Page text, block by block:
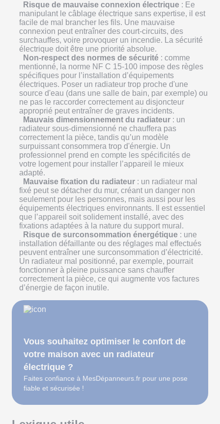
Risque de mauvaise connexion électrique : Ee
manipulant le câblage électrique sans expertise, il est
facile de mal brancher les fils. Une mauvaise
connexion peut entraîner des court-circuits, des
surchauffes, voire provoquer un incendie. La sécurité
électrique doit être une priorité absolue.
Non-respect des normes de sécurité : comme
mentionné, la norme NF C 15-100 impose des règles
spécifiques pour l’installation d’équipements
électriques. Poser un radiateur trop proche d'une
source d'eau (dans une salle de bain, par exemple) ou
ne pas le raccorder correctement au disjoncteur
approprié peut entraîner de graves incidents.
Mauvais dimensionnement du radiateur : un
radiateur sous-dimensionné ne chauffera pas
correctement la pièce, tandis qu’un modèle
surpuissant consommera trop d'énergie. Un
professionnel prend en compte les spécificités de
votre logement pour installer l’appareil le mieux
adapté.
Mauvaise fixation du radiateur : un radiateur mal
fixé peut se détacher du mur, créant un danger non
seulement pour les personnes, mais aussi pour les
équipements électriques environnants. Il est essentiel
que l’appareil soit solidement installé, avec des
fixations adaptées à la nature du support mural.
Risque de surconsommation énergétique : une
installation défaillante ou des réglages mal effectués
peuvent entraîner une surconsommation d’électricité.
Un radiateur mal positionné, par exemple, pourrait
fonctionner à pleine puissance sans chauffer
correctement la pièce, ce qui augmente vos factures
d’énergie de façon inutile.
Vous souhaitez optimiser le confort de
votre maison avec un radiateur
électrique ?
Faites confiance à MesDépanneurs.fr pour une pose
fiable et sécurisée !